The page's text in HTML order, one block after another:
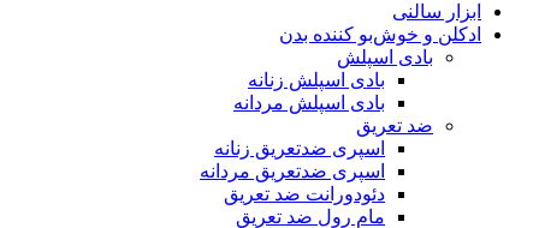
ابزار سالنی
ادکلن و خوش‌بو کننده بدن
بادی اسپلش
بادی اسپلش زنانه
بادی اسپلش مردانه
ضد تعریق
اسپری ضدتعریق زنانه
اسپری ضدتعریق مردانه
دئودورانت ضد تعریق
مام رول ضد تعریق